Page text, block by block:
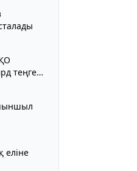
теңге
шыншыл